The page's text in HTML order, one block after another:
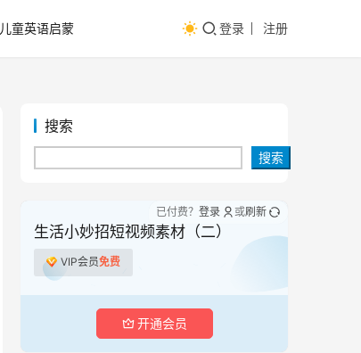
儿童英语启蒙 登录 注册
搜索
搜索
生活小妙招短视频素材（二）
VIP会员免费
开通会员
已付费？ 登录 或刷新